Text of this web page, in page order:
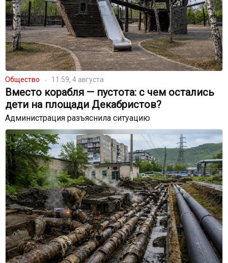
Общество 11:59, 4 августа
Вместо корабля — пустота: с чем остались
дети на площади Декабристов?
Администрация разъяснила ситуацию